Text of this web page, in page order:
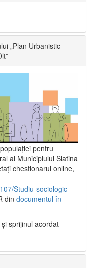
„Plan Urbanistic
pentru
al Municipiului Slatina
chestionarul online,
Studiu-sociologic-
din documentul în
sprijinul acordat